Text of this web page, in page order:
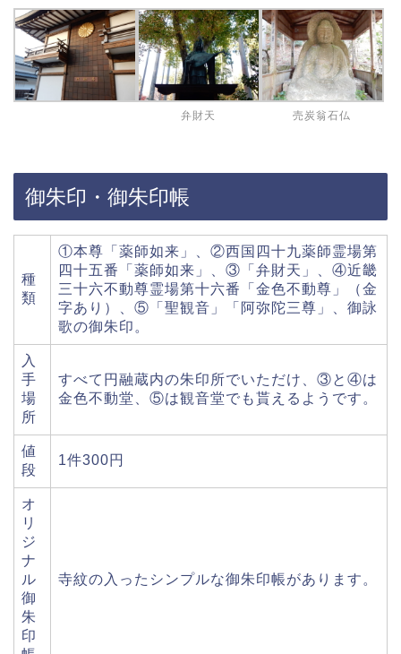
弁財天 売炭翁石仏
御朱印・御朱印帳
種
類
①本尊「薬師如来」、②西国四十九薬師霊場第
四十五番「薬師如来」、③「弁財天」、④近畿
三十六不動尊霊場第十六番「金色不動尊」（金
字あり）、⑤「聖観音」「阿弥陀三尊」、御詠
歌の御朱印。
入
手
場
所
すべて円融蔵内の朱印所でいただけ、③と④は
金色不動堂、⑤は観音堂でも貰えるようです。
値
段
1件300円
オ
リ
ジ
ナ
ル
御
朱
印
寺紋の入ったシンプルな御朱印帳があります。